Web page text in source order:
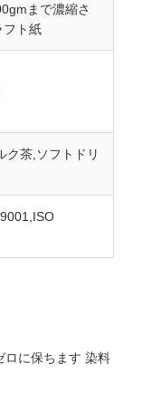
まで濃縮さ
フト紙
ク茶,ソフトドリ
ロに保ちます 染料